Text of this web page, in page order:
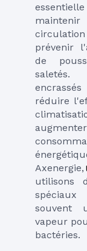
prévenir
de
réduire
utilisons
souvent
vapeur
bactéries.